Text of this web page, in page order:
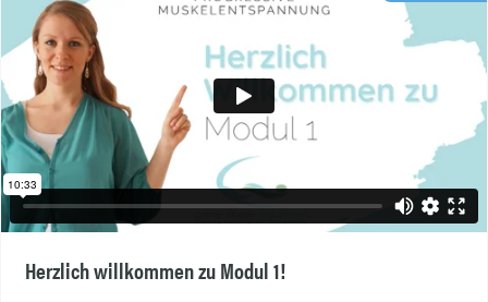
Herzlich willkommen zu Modul 1!